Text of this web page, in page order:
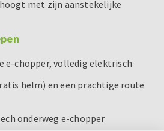
met zijn aanstekelijke
e-chopper, volledig elektrisch
helm) en een prachtige route
onderweg e-chopper